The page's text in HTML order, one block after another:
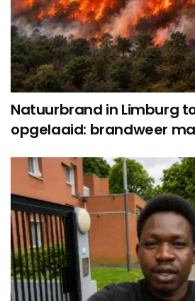
Natuurbrand in Limburg
opgelaaid: brandweer